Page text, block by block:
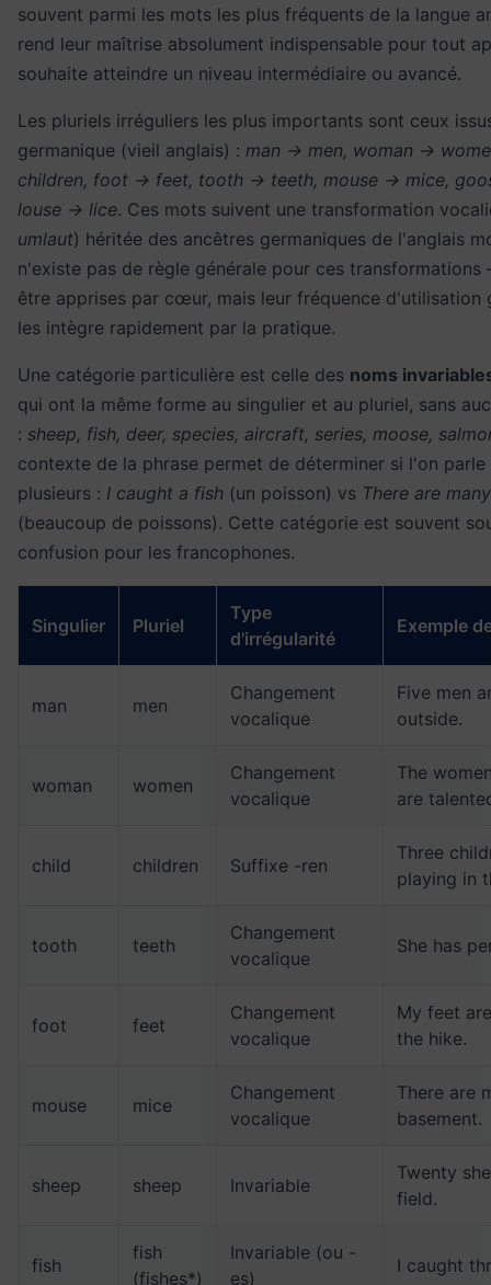
souvent parmi les mots les plus fréquents de la langue
rend leur maîtrise absolument indispensable pour tout
souhaite atteindre un niveau intermédiaire ou avancé.
Les pluriels irréguliers les plus importants sont ceux
germanique (vieil anglais) : man → men, woman →
children, foot → feet, tooth → teeth, mouse → mice,
louse → lice. Ces mots suivent une transformation
umlaut) héritée des ancêtres germaniques de l'anglais
n'existe pas de règle générale pour ces
être apprises par cœur, mais leur fréquence d'utilisation
les intègre rapidement par la pratique.
Une catégorie particulière est celle des noms
qui ont la même forme au singulier et au pluriel, sans
: sheep, fish, deer, species, aircraft, series, moose,
contexte de la phrase permet de déterminer si l'on
plusieurs : I caught a fish (un poisson) vs There are
(beaucoup de poissons). Cette catégorie est souvent
confusion pour les francophones.
Singulier Pluriel
Type
d'irrégularité
Exemple
man men
Changement
vocalique
Five men
outside.
woman women
Changement
vocalique
The
are
child children Suffixe -ren
Three
playing in
tooth teeth
Changement
vocalique
She has
foot feet
Changement
vocalique
My feet
the hike.
mouse mice
Changement
vocalique
There are
basement.
sheep sheep Invariable
Twenty
field.
fish
fish
(fishes*)
Invariable (ou -
es)
I caught